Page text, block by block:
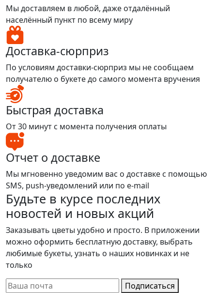
Мы доставляем в любой, даже отдалённый
населённый пункт по всему миру
Доставка-сюрприз
По условиям доставки-сюрприз мы не сообщаем
получателю о букете до самого момента вручения
Быстрая доставка
От 30 минут с момента получения оплаты
Отчет о доставке
Мы мгновенно уведомим вас о доставке с помощью
SMS, push-уведомлений или по e-mail
Будьте в курсе последних
новостей и новых акций
Заказывать цветы удобно и просто. В приложении
можно оформить бесплатную доставку, выбрать
любимые букеты, узнать о наших новинках и не
только
Подписаться